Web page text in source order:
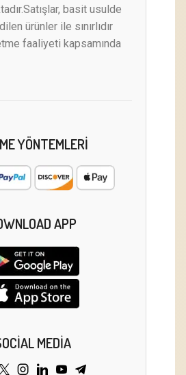
basit usulde
ürünler ile sınırlıdır
faaliyeti kapsamında
YÖNTEMLERI
APP
MEDIA